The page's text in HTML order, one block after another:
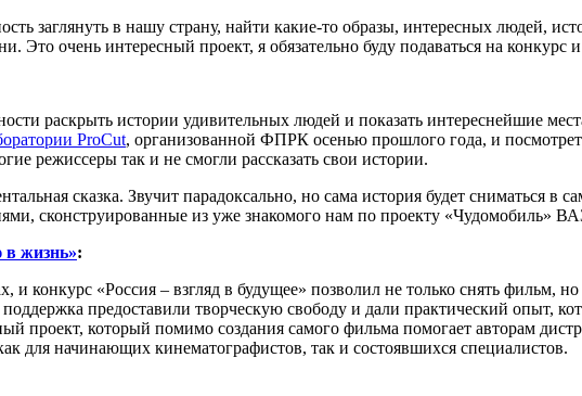
заглянуть в нашу страну, найти какие-то образы, интересных людей,
Это очень интересный проект, я обязательно буду подаваться на
раскрыть истории удивительных людей и показать интереснейшие
оратории ProCut, организованной ФПРК осенью прошлого года, и
режиссеры так и не смогли рассказать свои истории.
сказка. Звучит парадоксально, но сама история будет сниматься в
сконструированные из уже знакомого нам по проекту «Чудомобиль»
в жизнь»:
конкурс «Россия – взгляд в будущее» позволил не только снять фильм,
предоставили творческую свободу и дали практический опыт,
проект, который помимо создания самого фильма помогает авторам
для начинающих кинематографистов, так и состоявшихся специалистов.